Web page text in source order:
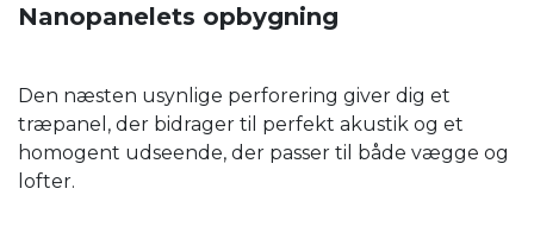
Nanopanelets opbygning
Den næsten usynlige perforering giver dig et
træpanel, der bidrager til perfekt akustik og et
homogent udseende, der passer til både vægge og
lofter.